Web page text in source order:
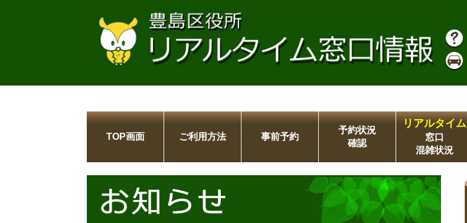
TOP画面 ご利用方法 事前予約
予約状況
確認
リアルタイム
窓口
混雑状況